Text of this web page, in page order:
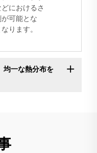
におけるさ
可能とな
ります。
均一な熱分布を